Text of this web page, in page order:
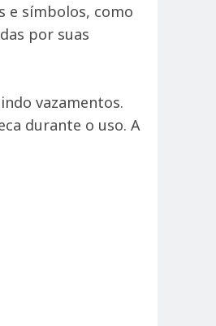
e símbolos, como
por suas
vazamentos.
durante o uso. A